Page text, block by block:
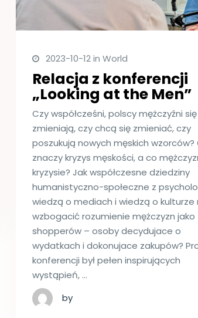
2023-10-12 in World
Relacja z konferencji
„Looking at the Men”
Czy współcześni, polscy mężczyźni się
zmieniają, czy chcą się zmieniać, czy
poszukują nowych męskich wzorców?
znaczy kryzys męskości, a co
kryzysie? Jak współczesne dziedziny
humanistyczno-społeczne z
wiedzą o mediach i wiedzą o kulturze
wzbogacić rozumienie mężczyzn jako
shopperów – osoby decydujace o
wydatkach i dokonujace zakupów?
konferencji był pełen inspirujących
wystąpień, …
by